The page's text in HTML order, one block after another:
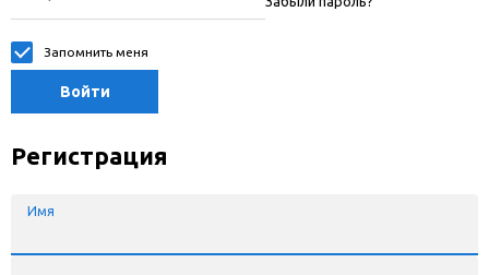
Запомнить меня
Войти
Регистрация
Имя